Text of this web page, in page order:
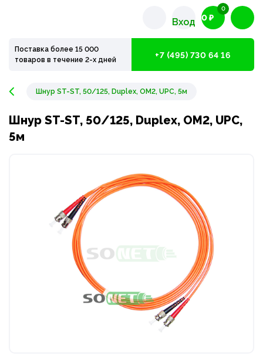
Вход 0 ₽
0
Поставка более 15 000
товаров в течение 2-х дней
+7 (495) 730 64 16
Шнур ST-ST, 50/125, Duplex, OM2, UPC, 5м
Шнур ST-ST, 50/125, Duplex, OM2, UPC,
5м